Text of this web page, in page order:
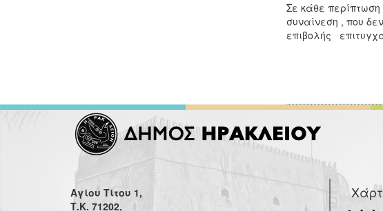
Σε κάθε
συναίνεση , που
επιβολής
Αγίου Τίτου 1,
Τ.Κ. 71202,